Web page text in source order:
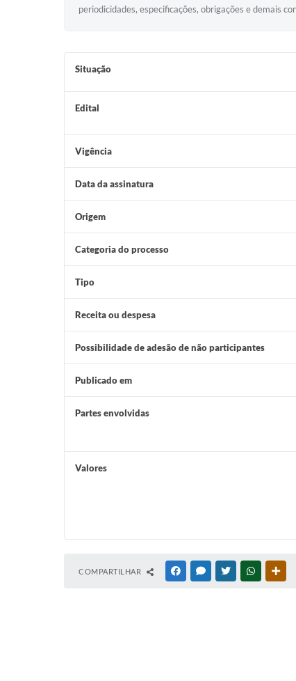
periodicidades, especificações, obrigações e demais
Situação
Edital
Vigência
Data da assinatura
Origem
Categoria do processo
Tipo
Receita ou despesa
Possibilidade de adesão de não participantes
Publicado em
Partes envolvidas
Valores
COMPARTILHAR FACEBOOKMESSENGER
TWITTERWHATSAPP